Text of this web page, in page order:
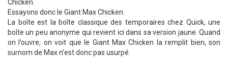
Chicken.
Essayons donc le Giant Max Chicken.
La boîte est la boîte classique des temporaires chez Quick, une
boîte un peu anonyme qui revient ici dans sa version jaune. Quand
on l’ouvre, on voit que le Giant Max Chicken la remplit bien, son
surnom de Max n’est donc pas usurpé.